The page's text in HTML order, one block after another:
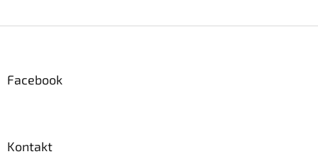
Facebook
Kontakt